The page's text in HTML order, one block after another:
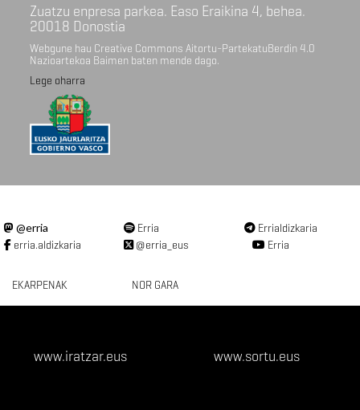
Zuatzu enpresa parkea. Easo Eraikina 4, behea.
20018 Donostia
Webgune hau Creative Commons Aitortu-PartekatuBerdin 4.0
Nazioartekoa Baimen baten mende dago.
Lege oharra
@erria Erria
Errialdizkaria
erria.aldizkaria
@erria_eus Erria
EKARPENAK NOR GARA
www.iratzar.eus www.sortu.eus